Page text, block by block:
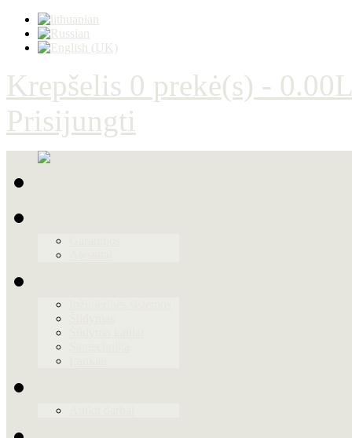
Krepšelis 0 prekė(s) -
Prisijungti